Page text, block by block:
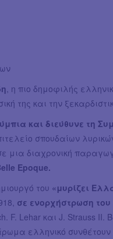
, η πιο δημοφιλής
της και την
και διεύθυνε τη
σπουδαίων
μια διαχρονική
Epoque.
του «μυρίζει
σε ενορχήστρωση του
F. Lehar και J. Strauss II.
ελληνικό